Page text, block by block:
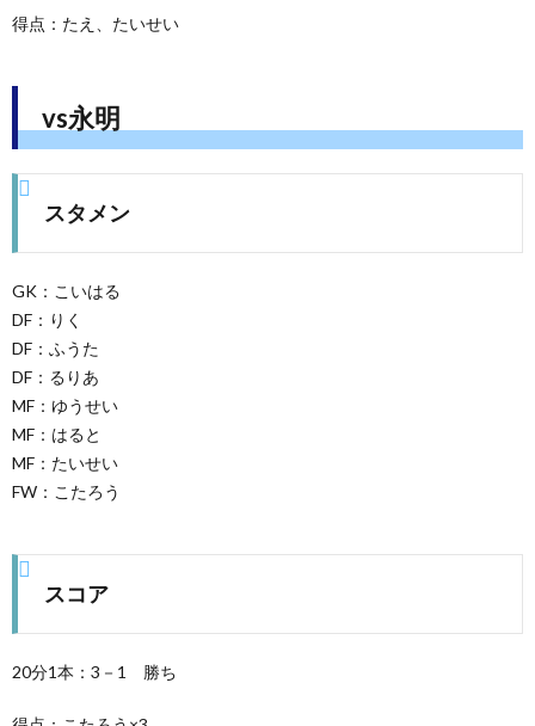
得点：たえ、たいせい
vs永明
スタメン
GK：こいはる
DF：りく
DF：ふうた
DF：るりあ
MF：ゆうせい
MF：はると
MF：たいせい
FW：こたろう
スコア
20分1本：3－1 勝ち